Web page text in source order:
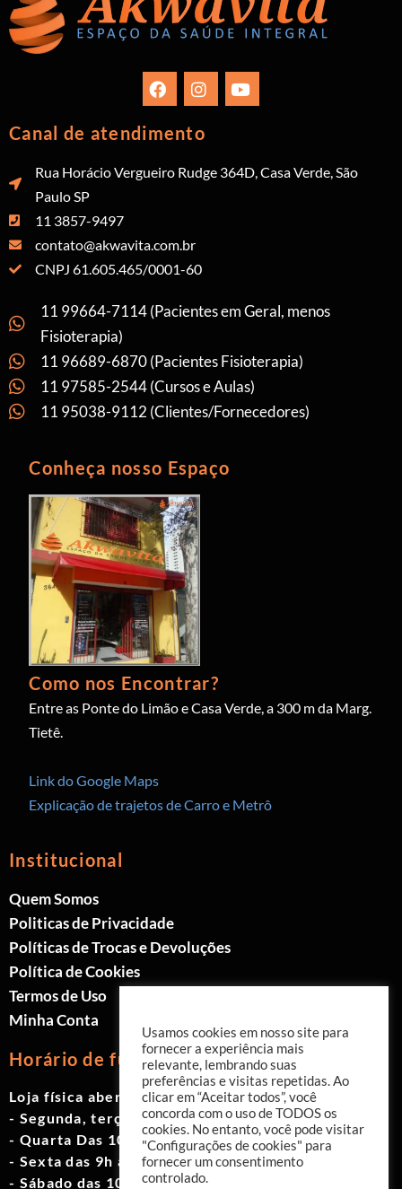
Canal de atendimento
Rua Horácio Vergueiro Rudge 364D, Casa Verde, São
Paulo SP
11 3857-9497
contato@akwavita.com.br
CNPJ 61.605.465/0001-60
11 99664-7114 (Pacientes em Geral, menos
Fisioterapia)
11 96689-6870 (Pacientes Fisioterapia)
11 97585-2544 (Cursos e Aulas)
11 95038-9112 (Clientes/Fornecedores)
Conheça nosso Espaço
Como nos Encontrar?
Entre as Ponte do Limão e Casa Verde, a 300 m da Marg.
Tietê.
Link do Google Maps
Explicação de trajetos de Carro e Metrô
Institucional
Quem Somos
Politicas de Privacidade
Políticas de Trocas e Devoluções
Política de Cookies
Termos de Uso
Minha Conta
Horário de funcionamento
Loja física aberta de Segunda à Sábado.
- Segunda, terça e quinta das 9h às 19h
- Quarta Das 10h às 18h
- Sexta das 9h às 18h
- Sábado das 10h às 17h
Usamos cookies em nosso site para
fornecer a experiência mais
relevante, lembrando suas
preferências e visitas repetidas. Ao
clicar em “Aceitar todos”, você
concorda com o uso de TODOS os
cookies. No entanto, você pode visitar
"Configurações de cookies" para
fornecer um consentimento
controlado.